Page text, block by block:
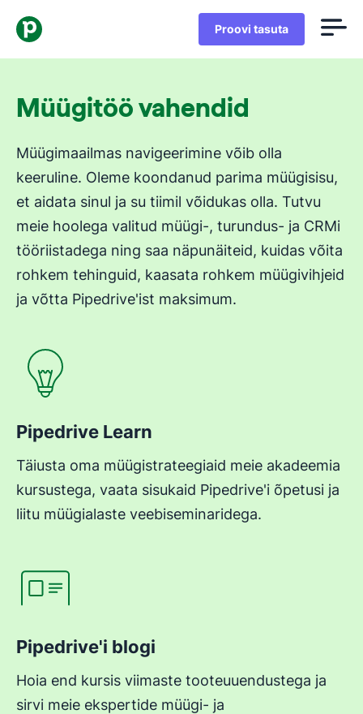
Proovi tasuta
Müügitöö vahendid
Müügimaailmas navigeerimine võib olla
keeruline. Oleme koondanud parima müügisisu,
et aidata sinul ja su tiimil võidukas olla. Tutvu
meie hoolega valitud müügi-, turundus- ja CRMi
tööriistadega ning saa näpunäiteid, kuidas võita
rohkem tehinguid, kaasata rohkem müügivihjeid
ja võtta Pipedrive'ist maksimum.
Pipedrive Learn
Täiusta oma müügistrateegiaid meie akadeemia
kursustega, vaata sisukaid Pipedrive'i õpetusi ja
liitu müügialaste veebiseminaridega.
Pipedrive'i blogi
Hoia end kursis viimaste tooteuuendustega ja
sirvi meie ekspertide müügi- ja